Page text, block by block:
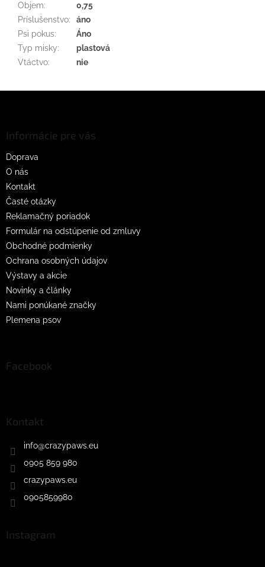
Objem:
0,75
Príslušenstvo:
áno
Psi pokus:
Áno
Typ misky:
plastová
Vtáctvo: nie
Informácie pre vás
Doprava
O nás
Kontakt
Časté otázky
Reklamačný poriadok
Formulár na odstúpenie od zmluvy
Obchodné podmienky
Ochrana osobných údajov
Výstavy a akcie
Novinky a články
Nami ponúkané značky
Plemena psov
Facebook
Kontakt
info@crazypaws.eu
0905 859 980
crazypaws.eu
0905859980
Instagram